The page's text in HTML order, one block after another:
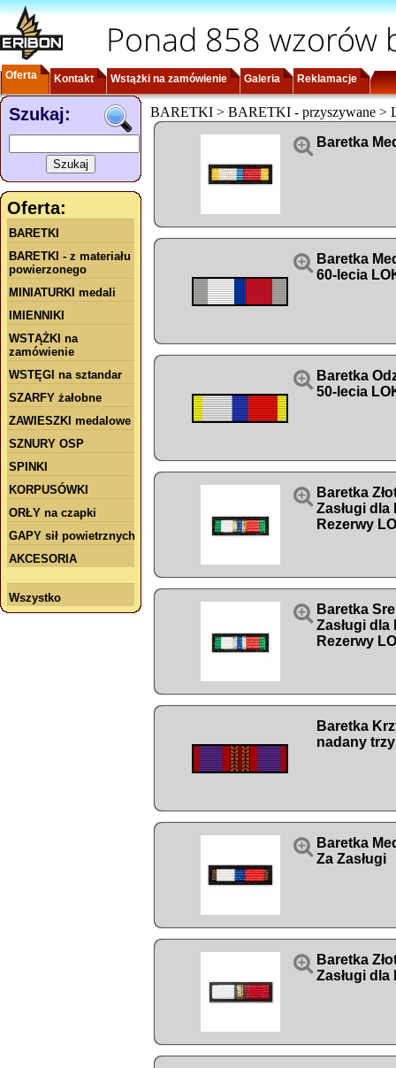
Ponad 858 wzorów
Oferta Kontakt Wstążki na zamówienie Galeria Reklamacje
Szukaj:
Oferta:
BARETKI
BARETKI - z materiału
powierzonego
MINIATURKI medali
IMIENNIKI
WSTĄŻKI na
zamówienie
WSTĘGI na sztandar
SZARFY żałobne
ZAWIESZKI medalowe
SZNURY OSP
SPINKI
KORPUSÓWKI
ORŁY na czapki
GAPY sił powietrznych
AKCESORIA
Wszystko
BARETKI > BARETKI - przyszywane >
 Baretka
 Baretka
60-lecia
 Baretka
50-lecia
 Baretka
Zasługi dla
Rezerwy
 Baretka
Zasługi dla
Rezerwy
Baretka
nadany
 Baretka
Za Zasługi
 Baretka
Zasługi dla